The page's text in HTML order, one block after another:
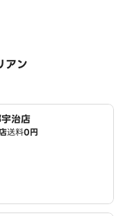
アン
治店
送料0円